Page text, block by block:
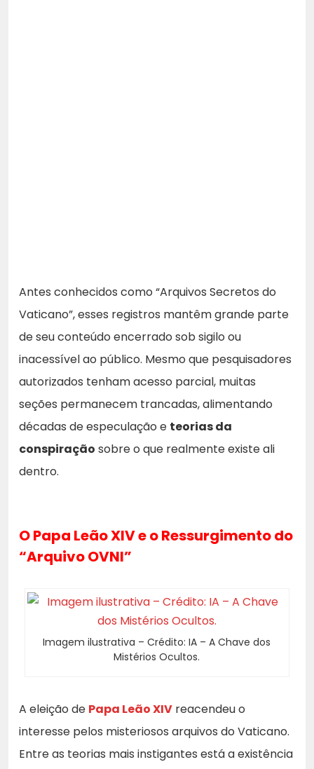
Antes conhecidos como “Arquivos Secretos do
Vaticano”, esses registros mantêm grande parte
de seu conteúdo encerrado sob sigilo ou
inacessível ao público. Mesmo que pesquisadores
autorizados tenham acesso parcial, muitas
seções permanecem trancadas, alimentando
décadas de especulação e teorias da
conspiração sobre o que realmente existe ali
dentro.
O Papa Leão XIV e o Ressurgimento do
“Arquivo OVNI”
Imagem ilustrativa – Crédito: IA – A Chave dos
Mistérios Ocultos.
A eleição de Papa Leão XIV reacendeu o
interesse pelos misteriosos arquivos do Vaticano.
Entre as teorias mais instigantes está a existência